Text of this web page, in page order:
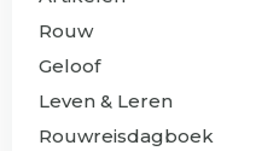
Rouw
Geloof
Leven & Leren
Rouwreisdagboek